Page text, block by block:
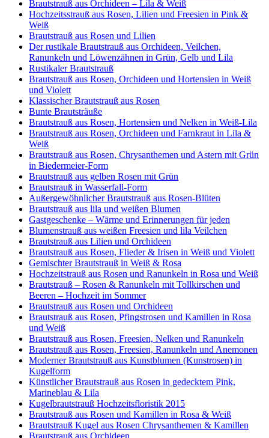
Brautstrauß aus Orchideen – Lila & Weiß
Hochzeitsstrauß aus Rosen, Lilien und Freesien in Pink &
Weiß
Brautstrauß aus Rosen und Lilien
Der rustikale Brautstrauß aus Orchideen, Veilchen,
Ranunkeln und Löwenzähnen in Grün, Gelb und Lila
Rustikaler Brautstrauß
Brautstrauß aus Rosen, Orchideen und Hortensien in Weiß
und Violett
Klassischer Brautstrauß aus Rosen
Bunte Brautsträuße
Brautstrauß aus Rosen, Hortensien und Nelken in Weiß-Lila
Brautstrauß aus Rosen, Orchideen und Farnkraut in Lila &
Weiß
Brautstrauß aus Rosen, Chrysanthemen und Astern mit Grün
in Biedermeier-Form
Brautstrauß aus gelben Rosen mit Grün
Brautstrauß in Wasserfall-Form
Außergewöhnlicher Brautstrauß aus Rosen-Blüten
Brautstrauß aus lila und weißen Blumen
Gastgeschenke – Wärme und Erinnerungen für jeden
Blumenstrauß aus weißen Freesien und lila Veilchen
Brautstrauß aus Lilien und Orchideen
Brautstrauß aus Rosen, Flieder & Irisen in Weiß und Violett
Gemischter Brautstrauß in Weiß & Rosa
Hochzeitstrauß aus Rosen und Ranunkeln in Rosa und Weiß
Brautstrauß – Rosen & Ranunkeln mit Tollkirschen und
Beeren – Hochzeit im Sommer
Brautstrauß aus Rosen und Orchideen
Brautstrauß aus Rosen, Pfingstrosen und Kamillen in Rosa
und Weiß
Brautstrauß aus Rosen, Freesien, Nelken und Ranunkeln
Brautstrauß aus Rosen, Freesien, Ranunkeln und Anemonen
Moderner Brautstrauß aus Kunstblumen (Kunstrosen) in
Kugelform
Künstlicher Brautstrauß aus Rosen in gedecktem Pink,
Marineblau & Lila
Kugelbrautstrauß Hochzeitsfloristik 2015
Brautstrauß aus Rosen und Kamillen in Rosa & Weiß
Brautstrauß Kugel aus Rosen Chrysanthemen & Kamillen
Brautstrauß aus Orchideen